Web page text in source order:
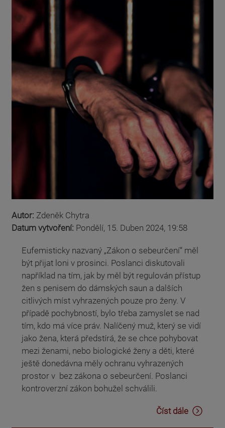
Autor: Zdeněk Chytra
Datum vytvoření: Pondělí, 15. Duben 2024, 19:58
Eufemisticky nazvaný „Zákon o sebeurčení“ měl
být přijat loni v prosinci. Poslanci diskutovali
například na tím, jak by měl být regulován přístup
žen s penisem do dámských saun a dalších
citlivých míst vyhrazených pouze pro ženy. V
případě pochybností, bylo třeba zamyslet se nad
tím, kdo má více práv. Nalíčený muž, který se vidí
jako žena, která předstírá, že se chce pohybovat
mezi ženami, nebo biologické ženy a děti, které
ještě donedávna měly ochranu vyhrazených
prostor v bez zákona o sebeurčení. Poslanci
kontroverzní zákon bohužel schválili.
Číst dále